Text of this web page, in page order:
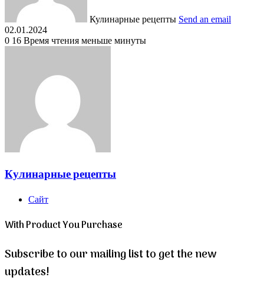
Кулинарные рецепты Send an email
02.01.2024
0 16 Время чтения меньше минуты
Кулинарные рецепты
Сайт
With Product You Purchase
Subscribe to our mailing list to get the new
updates!